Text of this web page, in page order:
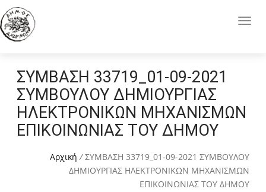
ΣΥΜΒΑΣΗ 33719_01-09-2021
ΣΥΜΒΟΥΛΟΥ ΔΗΜΙΟΥΡΓΙΑΣ
ΗΛΕΚΤΡΟΝΙΚΩΝ ΜΗΧΑΝΙΣΜΩΝ
ΕΠΙΚΟΙΝΩΝΙΑΣ ΤΟΥ ΔΗΜΟΥ
Αρχική /ΣΥΜΒΑΣΗ 33719_01-09-2021 ΣΥΜΒΟΥΛΟΥ
ΔΗΜΙΟΥΡΓΙΑΣ ΗΛΕΚΤΡΟΝΙΚΩΝ ΜΗΧΑΝΙΣΜΩΝ
ΕΠΙΚΟΙΝΩΝΙΑΣ ΤΟΥ ΔΗΜΟΥ